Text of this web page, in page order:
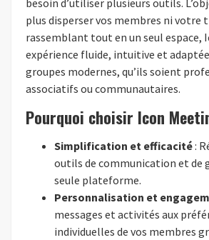
besoin d’utiliser plusieurs outils.
plus disperser vos membres ni votre
rassemblant tout en un seul espace,
expérience fluide, intuitive et adaptée
groupes modernes, qu’ils soient
associatifs ou communautaires.
Pourquoi choisir Icon
Simplification et efficacité:
outils de communication et de
seule plateforme.
Personnalisation et
messages et activités aux
individuelles de vos membres